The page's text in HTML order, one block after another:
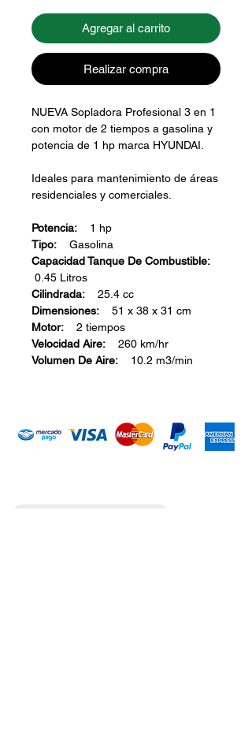
Agregar al carrito
Realizar compra
NUEVA Sopladora Profesional 3 en 1
con motor de 2 tiempos a gasolina y
potencia de 1 hp marca HYUNDAI.
Ideales para mantenimiento de áreas
residenciales y comerciales.
Potencia: 1 hp
Tipo: Gasolina
Capacidad Tanque De Combustible:
0.45 Litros
Cilindrada: 25.4 cc
Dimensiones: 51 x 38 x 31 cm
Motor: 2 tiempos
Velocidad Aire: 260 km/hr
Volumen De Aire: 10.2 m3/min